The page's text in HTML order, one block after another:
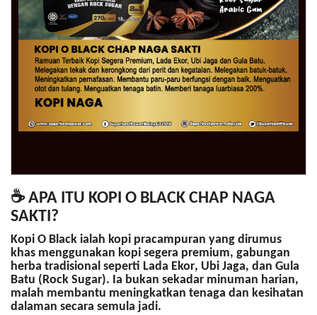
☕APA ITU KOPI O BLACK CHAP NAGA
SAKTI?
Kopi O Black ialah kopi pracampuran yang dirumus
khas menggunakan kopi segera premium, gabungan
herba tradisional seperti Lada Ekor, Ubi Jaga, dan Gula
Batu (Rock Sugar). Ia bukan sekadar minuman harian,
malah membantu meningkatkan tenaga dan kesihatan
dalaman secara semula jadi.